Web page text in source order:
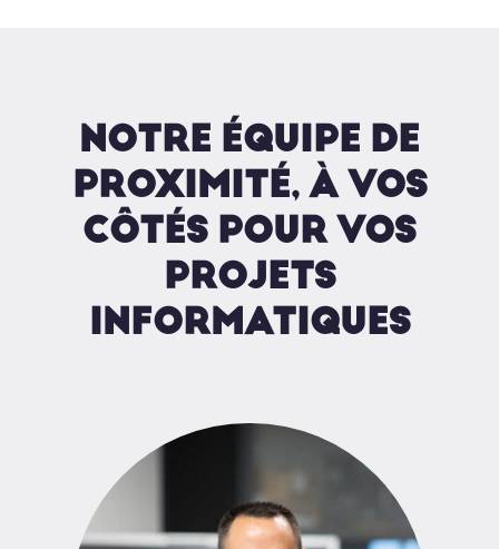
NOTRE ÉQUIPE DE
PROXIMITÉ, À VOS
CÔTÉS POUR VOS
PROJETS
INFORMATIQUES